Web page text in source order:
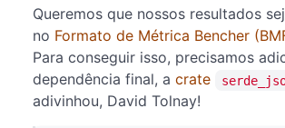
Queremos que nossos resultados
no Formato de Métrica Bencher
Para conseguir isso, precisamos
dependência final, a crate
adivinhou, David Tolnay!